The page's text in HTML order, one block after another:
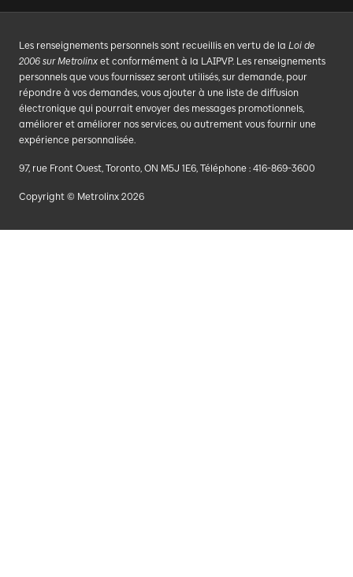
Les renseignements personnels sont recueillis en vertu de la Loi de
2006 sur Metrolinx et conformément à la LAIPVP. Les renseignements
personnels que vous fournissez seront utilisés, sur demande, pour
répondre à vos demandes, vous ajouter à une liste de diffusion
électronique qui pourrait envoyer des messages promotionnels,
améliorer et améliorer nos services, ou autrement vous fournir une
expérience personnalisée.
97, rue Front Ouest, Toronto, ON M5J 1E6, Téléphone : 416-869-3600
Copyright © Metrolinx 2026